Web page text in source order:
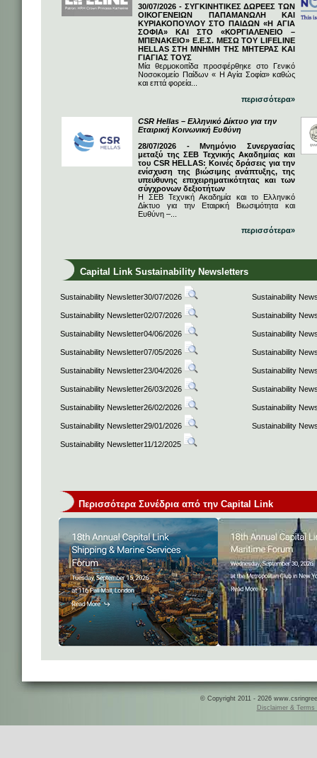
30/07/2026 - ΣΥΓΚΙΝΗΤΙΚΕΣ ΔΩΡΕΕΣ ΤΩΝ
ΟΙΚΟΓΕΝΕΙΩΝ ΠΑΠΑΜΑΝΩΛΗ ΚΑΙ
ΚΥΡΙΑΚΟΠΟΥΛΟΥ ΣΤΟ ΠΑΙΔΩΝ «Η ΑΓΙΑ
ΣΟΦΙΑ» ΚΑΙ ΣΤΟ «ΚΟΡΓΙΑΛΕΝΕΙΟ –
ΜΠΕΝΑΚΕΙΟ» Ε.Ε.Σ. ΜΕΣΩ ΤΟΥ LIFELINE
HELLAS ΣΤΗ ΜΝΗΜΗ ΤΗΣ ΜΗΤΕΡΑΣ ΚΑΙ
ΓΙΑΓΙΑΣ ΤΟΥΣ
Μία θερμοκοιτίδα προσφέρθηκε στο Γενικό
Νοσοκομείο Παίδων « Η Αγία Σοφία» καθώς
και επτά φορεία...
περισσότερα»
CSR Hellas – Ελληνικό Δίκτυο για την
Εταιρική Κοινωνική Ευθύνη
28/07/2026 - Μνημόνιο Συνεργασίας
μεταξύ της ΣΕΒ Τεχνικής Ακαδημίας και
του CSR HELLAS: Κοινές δράσεις για την
ενίσχυση της βιώσιμης ανάπτυξης, της
υπεύθυνης επιχειρηματικότητας και των
σύγχρονων δεξιοτήτων
Η ΣΕΒ Τεχνική Ακαδημία και το Ελληνικό
Δίκτυο για την Εταιρική Βιωσιμότητα και
Ευθύνη –...
περισσότερα»
Capital Link Sustainability Newsletters
Sustainability Newsletter30/07/2026 Sustainability
Sustainability Newsletter02/07/2026 Sustainability
Sustainability Newsletter04/06/2026 Sustainability
Sustainability Newsletter07/05/2026 Sustainability
Sustainability Newsletter23/04/2026 Sustainability
Sustainability Newsletter26/03/2026 Sustainability
Sustainability Newsletter26/02/2026 Sustainability
Sustainability Newsletter29/01/2026 Sustainability
Sustainability Newsletter11/12/2025
Περισσότερα Συνέδρια από την Capital Link
© Copyright 2011 - 2026
Disclaimer & Terms